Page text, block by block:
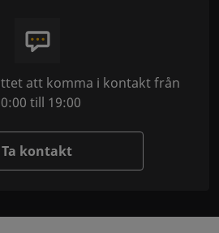
att komma i kontakt från
till 19:00
Ta kontakt